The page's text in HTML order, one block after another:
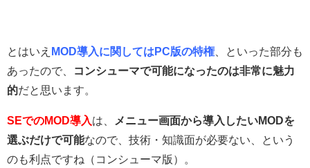
とはいえ MOD導入に関してはPC版の特権、といった部分も
あったので、
コンシューマで可能になったのは非常に魅力
的だと思います。
SEでのMOD導入 は、
メニュー画面から導入したいMODを
選ぶだけで可能なので、技術・知識面が必要ない、という
のも利点ですね（コンシューマ版）。